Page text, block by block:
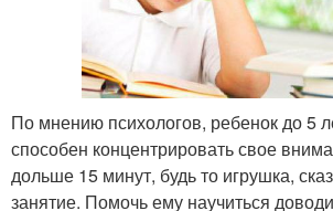
По мнению психологов, ребенок до 5
способен концентрировать свое
дольше 15 минут, будь то игрушка,
занятие. Помочь ему научиться